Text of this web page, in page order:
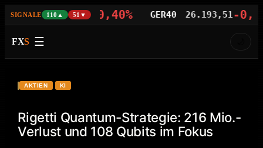
SIGNALE 110▲ 51▼
29.342,96-0,40% GER40 26.193,51-0,02%
FXS ☰
AKTIEN KI
Rigetti Quantum-Strategie: 216 Mio.-
Verlust und 108 Qubits im Fokus